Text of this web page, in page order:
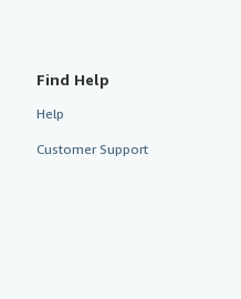
Find Help
Help
Customer Support